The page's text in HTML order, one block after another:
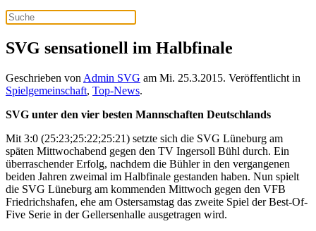
SVG sensationell im Halbfinale
Geschrieben von Admin SVG am Mi. 25.3.2015. Veröffentlicht in
Spielgemeinschaft, Top-News.
SVG unter den vier besten Mannschaften Deutschlands
Mit 3:0 (25:23;25:22;25:21) setzte sich die SVG Lüneburg am
späten Mittwochabend gegen den TV Ingersoll Bühl durch. Ein
überraschender Erfolg, nachdem die Bühler in den vergangenen
beiden Jahren zweimal im Halbfinale gestanden haben. Nun spielt
die SVG Lüneburg am kommenden Mittwoch gegen den VFB
Friedrichshafen, ehe am Ostersamstag das zweite Spiel der Best-Of-
Five Serie in der Gellersenhalle ausgetragen wird.